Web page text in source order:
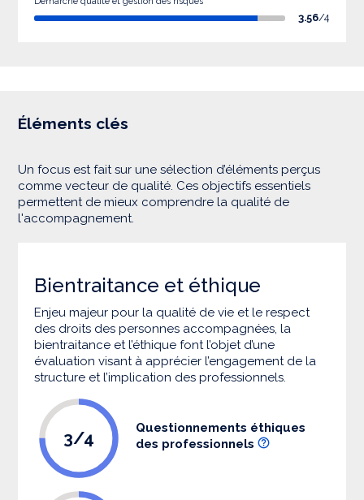
3.56/4
Éléments clés
Un focus est fait sur une sélection d’éléments perçus
comme vecteur de qualité. Ces objectifs essentiels
permettent de mieux comprendre la qualité de
l'accompagnement.
Bientraitance et éthique
Enjeu majeur pour la qualité de vie et le respect
des droits des personnes accompagnées, la
bientraitance et l’éthique font l’objet d’une
évaluation visant à apprécier l’engagement de la
structure et l’implication des professionnels.
3/4
Questionnements éthiques
des professionnels